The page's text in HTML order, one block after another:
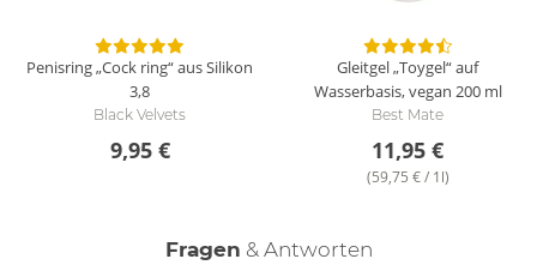
Penisring „Cock ring“ aus Silikon
3,8
Black Velvets
9,95 €
Gleitgel „Toygel“ auf
Wasserbasis, vegan 200 ml
Best Mate
11,95 €
(59,75 € / 1l)
Fragen & Antworten